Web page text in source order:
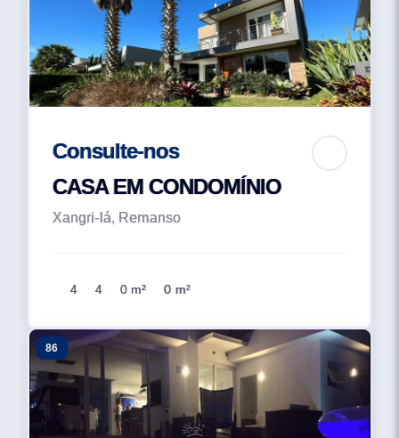
Consulte-nos
CASA EM CONDOMÍNIO
Xangri-lá, Remanso
4 4 0 m² 0 m²
86